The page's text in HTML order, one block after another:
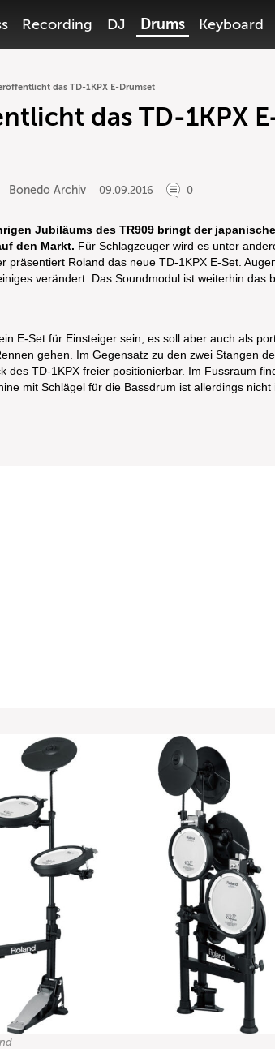
Recording DJ Drums Keyboard
das TD-1KPX E-Drumset
das TD-1KPX
Bonedo Archiv 09.09.2016 0
Jubiläums des TR909 bringt der
den Markt. Für Schlagzeuger wird es unter
präsentiert Roland das neue TD-1KPX E-Set.
verändert. Das Soundmodul ist weiterhin das
E-Set für Einsteiger sein, es soll aber auch als
gehen. Im Gegensatz zu den zwei Stangen
des TD-1KPX freier positionierbar. Im Fussraum
mit Schlägel für die Bassdrum ist allerdings nicht